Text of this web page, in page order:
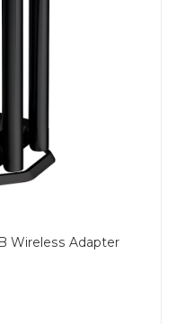
Wireless Adapter